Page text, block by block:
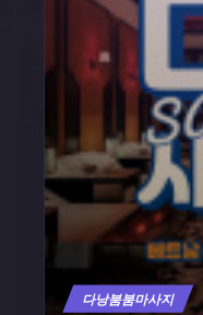
다낭붐붐마사지